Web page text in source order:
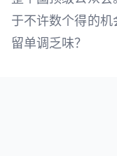
于不许数个得的
留单调乏味？